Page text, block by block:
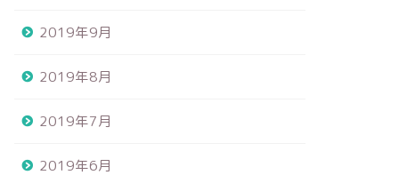
2019年9月
2019年8月
2019年7月
2019年6月